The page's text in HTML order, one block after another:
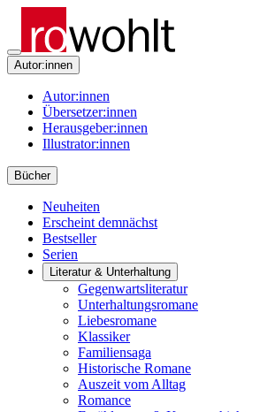
Autor:innen
Autor:innen
Übersetzer:innen
Herausgeber:innen
Illustrator:innen
Bücher
Neuheiten
Erscheint demnächst
Bestseller
Serien
Literatur & Unterhaltung
Gegenwartsliteratur
Unterhaltungsromane
Liebesromane
Klassiker
Familiensaga
Historische Romane
Auszeit vom Alltag
Romance